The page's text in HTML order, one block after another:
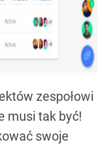
zespołowi
musi tak być!
swoje